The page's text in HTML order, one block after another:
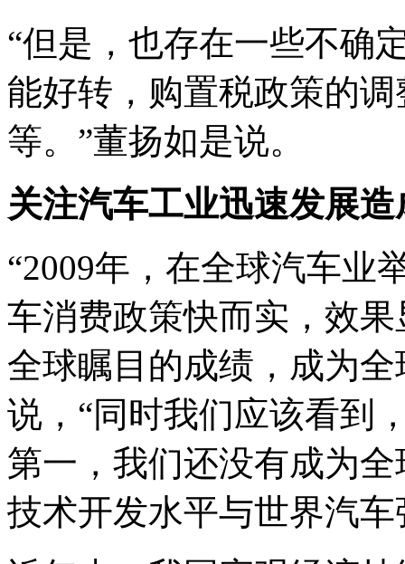
“但是，也存在一些不确
能好转，购置税政策的
等。”董扬如是说。
关注汽车工业迅速发展
“2009年，在全球汽车业
车消费政策快而实，效
全球瞩目的成绩，成为
说，“同时我们应该看到
第一，我们还没有成为
技术开发水平与世界汽